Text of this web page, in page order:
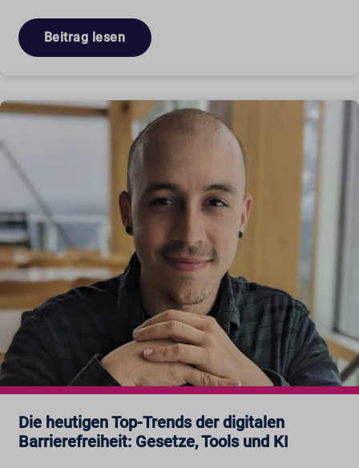
Beitrag lesen
Die heutigen Top-Trends der digitalen
Barrierefreiheit: Gesetze, Tools und KI